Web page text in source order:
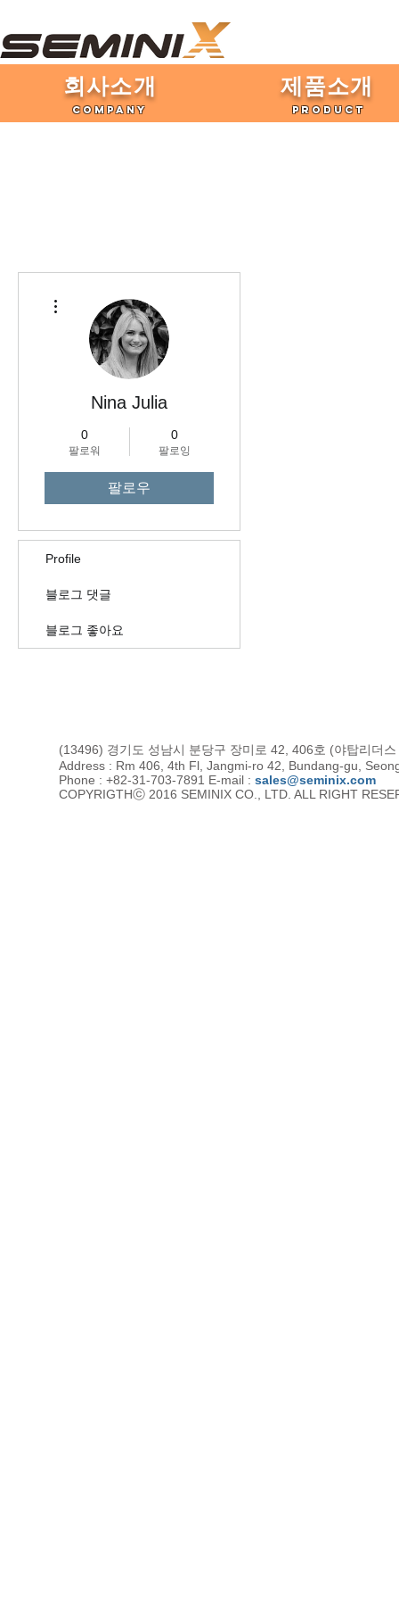
​회사소개
COMPANY
제품​소개
PRODUCT
Nina Julia
0
팔로워
0
팔로잉
팔로우
Profile
블로그 댓글
블로그 좋아요
(13496) 경기도 성남시 분당구 장미로 42, 406호 (야탑리더
Address : Rm 406, 4th Fl, Jangmi-ro 42, Bundang-gu,
Phone : +82-31-703-7891 E-mail : sales@seminix.com
COPYRIGTHⓒ 2016 SEMINIX CO., LTD. ALL RIGHT